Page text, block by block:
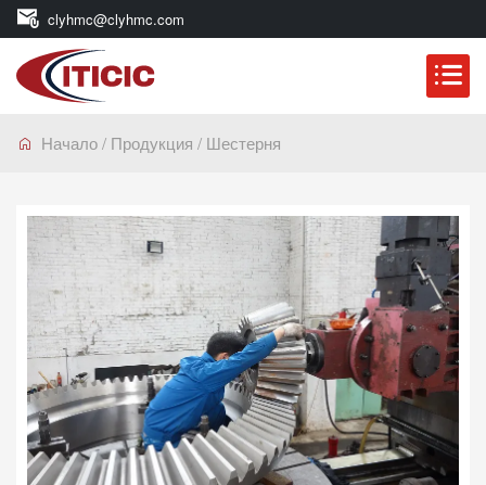
clyhmc@clyhmc.com
Начало/ Продукция / Шестерня